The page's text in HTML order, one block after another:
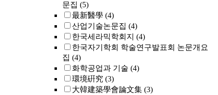
문집 (5)
最新醫學 (4)
산업기술논문집 (4)
한국세라믹학회지 (4)
한국자기학회 학술연구발표회 논문개요
집 (4)
화학공업과 기술 (4)
環境硏究 (3)
大韓建築學會論文集 (3)